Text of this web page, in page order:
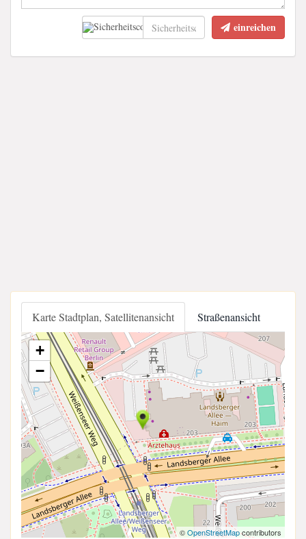
einreichen
Karte Stadtplan, Satellitenansicht Straßenansicht
+
−
©OpenStreetMapcontributors